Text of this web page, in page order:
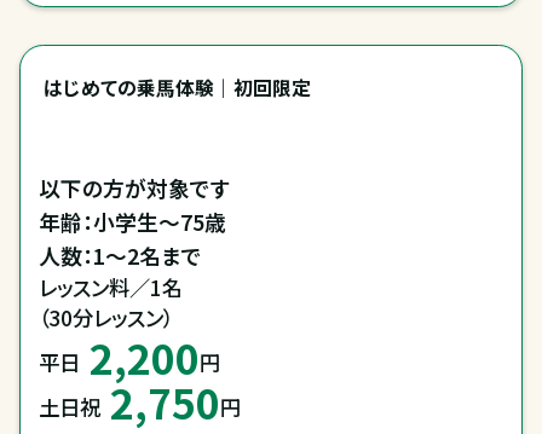
はじめての乗馬体験｜初回限定
以下の方が対象です
年齢：小学生～75歳
レッスン料／1名
（30分レッスン）
平日 2,200円
土日祝 2,750円